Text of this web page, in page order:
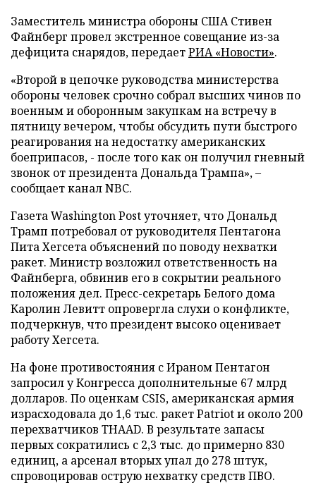
Заместитель министра обороны США Стивен
Файнберг провел экстренное совещание из-за
дефицита снарядов, передаетРИА «Новости».
«Второй в цепочке руководства министерства
обороны человек срочно собрал высших чинов по
военным и оборонным закупкам на встречу в
пятницу вечером, чтобы обсудить пути быстрого
реагирования на недостатку американских
боеприпасов, - после того как он получил гневный
звонок от президента Дональда Трампа», –
сообщает канал NBC.
Газета Washington Post уточняет, что Дональд
Трамп потребовал от руководителя Пентагона
Пита Хегсета объяснений по поводу нехватки
ракет. Министр возложил ответственность на
Файнберга, обвинив его в сокрытии реального
положения дел. Пресс-секретарь Белого дома
Каролин Левитт опровергла слухи о конфликте,
подчеркнув, что президент высоко оценивает
работу Хегсета.
На фоне противостояния с Ираном Пентагон
запросил у Конгресса дополнительные 67 млрд
долларов. По оценкам CSIS, американская армия
израсходовала до 1,6 тыс. ракет Patriot и около 200
перехватчиков THAAD. В результате запасы
первых сократились с 2,3 тыс. до примерно 830
единиц, а арсенал вторых упал до 278 штук,
спровоцировав острую нехватку средств ПВО.